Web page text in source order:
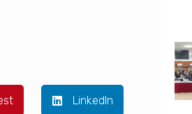
LinkedIn